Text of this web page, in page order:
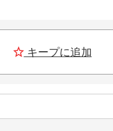
キープに追加